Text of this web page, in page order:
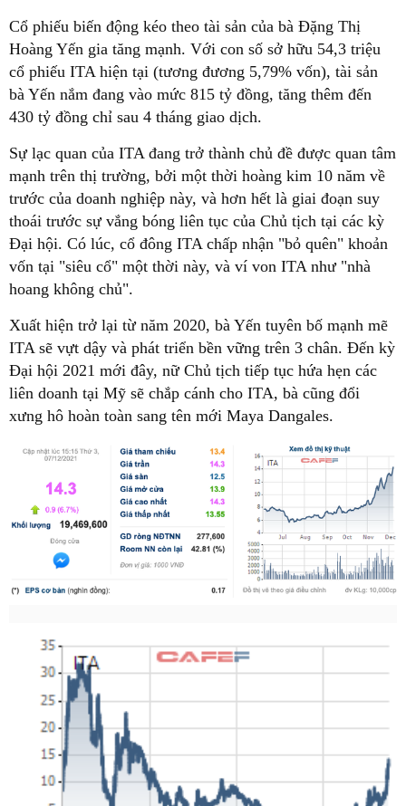
Cổ phiếu biến động kéo theo tài sản của bà Đặng Thị
Hoàng Yến gia tăng mạnh. Với con số sở hữu 54,3 triệu
cổ phiếu ITA hiện tại (tương đương 5,79% vốn), tài sản
bà Yến nắm đang vào mức 815 tỷ đồng, tăng thêm đến
430 tỷ đồng chỉ sau 4 tháng giao dịch.
Sự lạc quan của ITA đang trở thành chủ đề được quan tâm
mạnh trên thị trường, bởi một thời hoàng kim 10 năm về
trước của doanh nghiệp này, và hơn hết là giai đoạn suy
thoái trước sự vắng bóng liên tục của Chủ tịch tại các kỳ
Đại hội. Có lúc, cổ đông ITA chấp nhận "bỏ quên" khoản
vốn tại "siêu cổ" một thời này, và ví von ITA như "nhà
hoang không chủ".
Xuất hiện trở lại từ năm 2020, bà Yến tuyên bố mạnh mẽ
ITA sẽ vựt dậy và phát triển bền vững trên 3 chân. Đến kỳ
Đại hội 2021 mới đây, nữ Chủ tịch tiếp tục hứa hẹn các
liên doanh tại Mỹ sẽ chắp cánh cho ITA, bà cũng đổi
xưng hô hoàn toàn sang tên mới Maya Dangales.